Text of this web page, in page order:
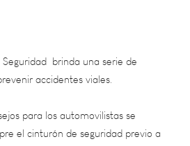
brinda una serie de
accidentes viales.
los automovilistas se
cinturón de seguridad previo a
manejar si se ha ingerido bebidas